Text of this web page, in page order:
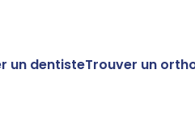
un dentisteTrouver un